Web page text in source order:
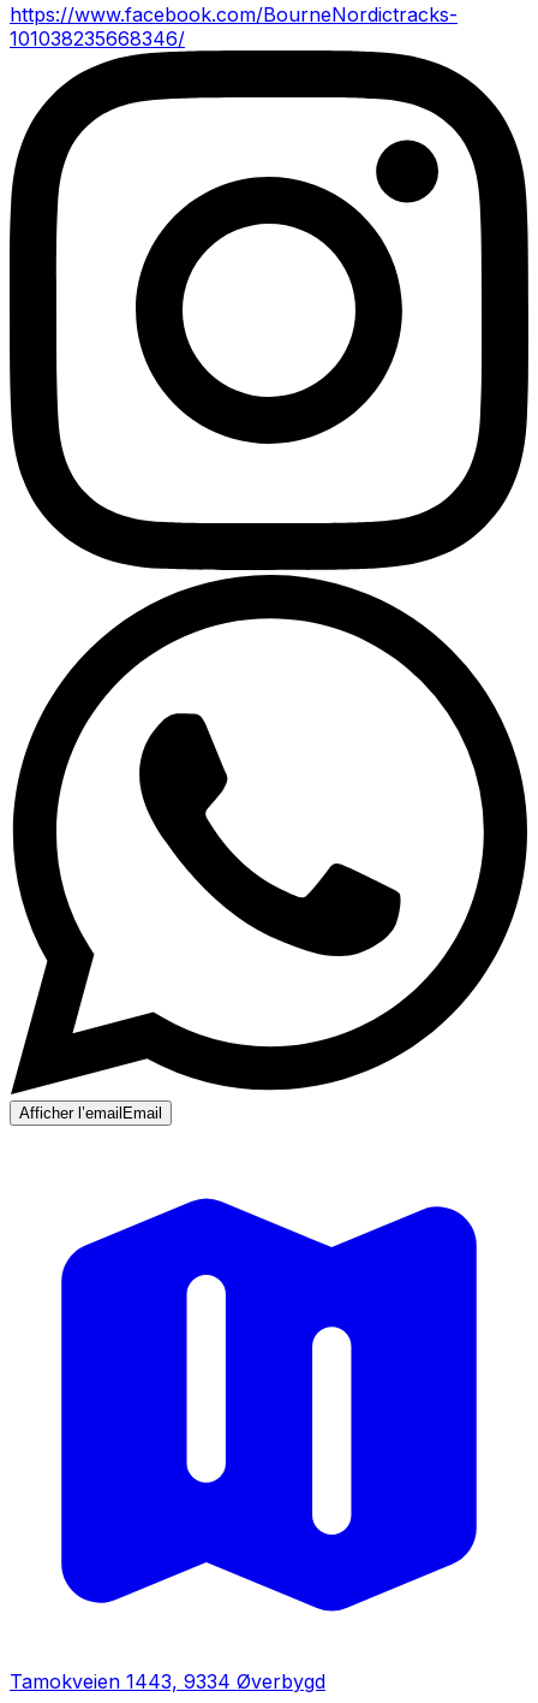
https://www.facebook.com/BourneNordictracks-
101038235668346/
Afficher l’emailEmail
Tamokveien 1443, 9334 Øverbygd